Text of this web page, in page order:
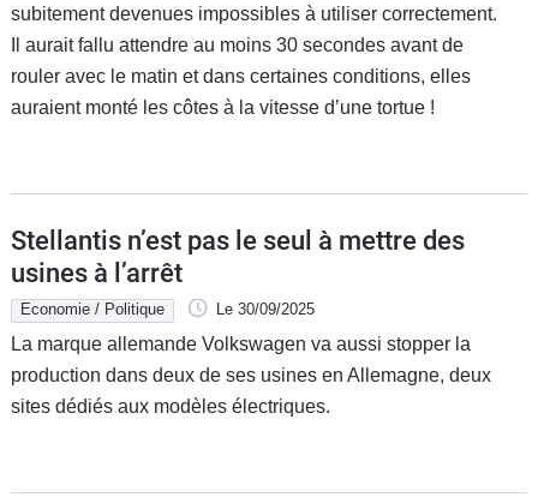
subitement devenues impossibles à utiliser correctement.
Il aurait fallu attendre au moins 30 secondes avant de
rouler avec le matin et dans certaines conditions, elles
auraient monté les côtes à la vitesse d’une tortue !
Stellantis n’est pas le seul à mettre des
usines à l’arrêt
Economie / Politique Le 30/09/2025
La marque allemande Volkswagen va aussi stopper la
production dans deux de ses usines en Allemagne, deux
sites dédiés aux modèles électriques.